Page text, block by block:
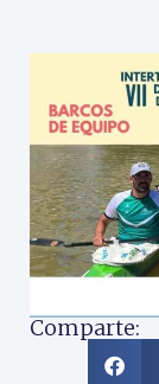
Comparte: